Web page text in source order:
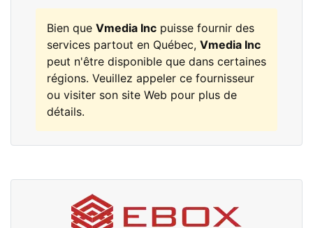
Bien que Vmedia Inc puisse fournir des
services partout en Québec, Vmedia Inc
peut n'être disponible que dans certaines
régions. Veuillez appeler ce fournisseur
ou visiter son site Web pour plus de
détails.